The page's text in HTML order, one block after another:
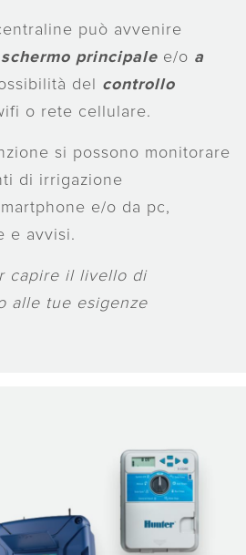
può avvenire
schermo principale e/o a
del controllo
o rete cellulare.
si possono monitorare
di irrigazione
e/o da pc,
e avvisi.
capire il livello di
alle tue esigenze